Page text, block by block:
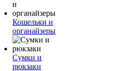
Кошельки и
органайзеры
Сумки и
рюкзаки